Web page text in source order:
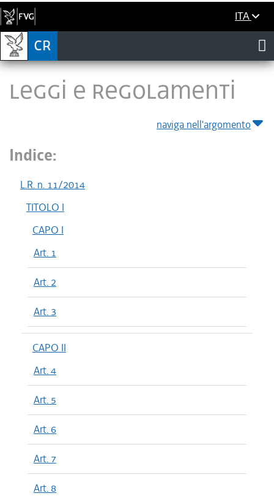
ITA
LEGGI E REGOLAMENTI
naviga nell'argomento
Indice:
L.R. n. 11/2014
TITOLO I
CAPO I
Art. 1
Art. 2
Art. 3
CAPO II
Art. 4
Art. 5
Art. 6
Art. 7
Art. 8